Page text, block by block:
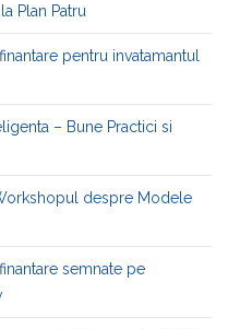
Plan Patru
pentru invatamantul
– Bune Practici si
despre Modele
semnate pe